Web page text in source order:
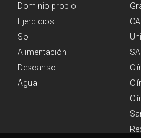
Dominio propio
Ejercicios
Sol
Alimentación
Descanso
Agua